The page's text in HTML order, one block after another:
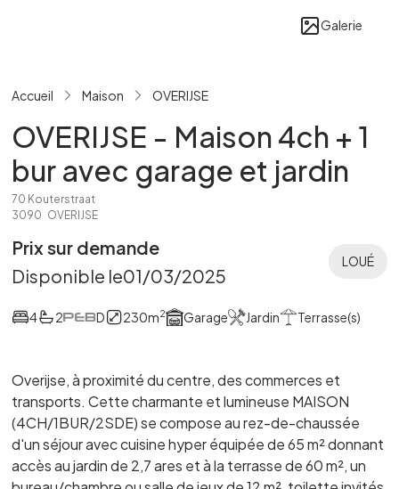
Galerie
Accueil Maison OVERIJSE
OVERIJSE - Maison 4ch + 1
bur avec garage et jardin
70 Kouterstraat
3090 OVERIJSE
Prix sur demande
Disponible le01/03/2025
LOUÉ
4 2 D 230m2 Garage Jardin Terrasse(s)
Overijse, à proximité du centre, des commerces et
transports. Cette charmante et lumineuse MAISON
(4CH/1BUR/2SDE) se compose au rez-de-chaussée
d'un séjour avec cuisine hyper équipée de 65 m² donnant
accès au jardin de 2,7 ares et à la terrasse de 60 m², un